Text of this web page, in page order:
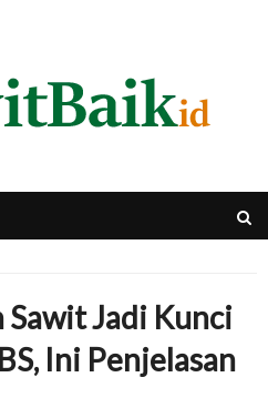
Sawit Jadi Kunci
Ini Penjelasan